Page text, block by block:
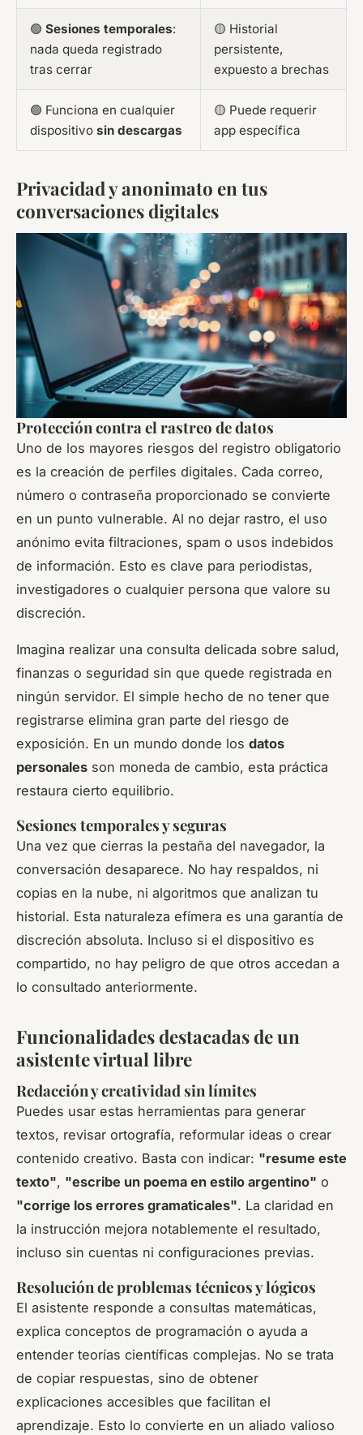
🟢 Sesiones temporales:
nada queda registrado
tras cerrar
🟡 Historial
persistente,
expuesto a brechas
🟢 Funciona en cualquier
dispositivo sin descargas
🟡 Puede requerir
app específica
Privacidad y anonimato en tus
conversaciones digitales
Protección contra el rastreo de datos
Uno de los mayores riesgos del registro obligatorio
es la creación de perfiles digitales. Cada correo,
número o contraseña proporcionado se convierte
en un punto vulnerable. Al no dejar rastro, el uso
anónimo evita filtraciones, spam o usos indebidos
de información. Esto es clave para periodistas,
investigadores o cualquier persona que valore su
discreción.
Imagina realizar una consulta delicada sobre salud,
finanzas o seguridad sin que quede registrada en
ningún servidor. El simple hecho de no tener que
registrarse elimina gran parte del riesgo de
exposición. En un mundo donde los datos
personales son moneda de cambio, esta práctica
restaura cierto equilibrio.
Sesiones temporales y seguras
Una vez que cierras la pestaña del navegador, la
conversación desaparece. No hay respaldos, ni
copias en la nube, ni algoritmos que analizan tu
historial. Esta naturaleza efímera es una garantía de
discreción absoluta. Incluso si el dispositivo es
compartido, no hay peligro de que otros accedan a
lo consultado anteriormente.
Funcionalidades destacadas de un
asistente virtual libre
Redacción y creatividad sin límites
Puedes usar estas herramientas para generar
textos, revisar ortografía, reformular ideas o crear
contenido creativo. Basta con indicar: "resume este
texto", "escribe un poema en estilo argentino" o
"corrige los errores gramaticales". La claridad en
la instrucción mejora notablemente el resultado,
incluso sin cuentas ni configuraciones previas.
Resolución de problemas técnicos y lógicos
El asistente responde a consultas matemáticas,
explica conceptos de programación o ayuda a
entender teorías científicas complejas. No se trata
de copiar respuestas, sino de obtener
explicaciones accesibles que facilitan el
aprendizaje. Esto lo convierte en un aliado valioso